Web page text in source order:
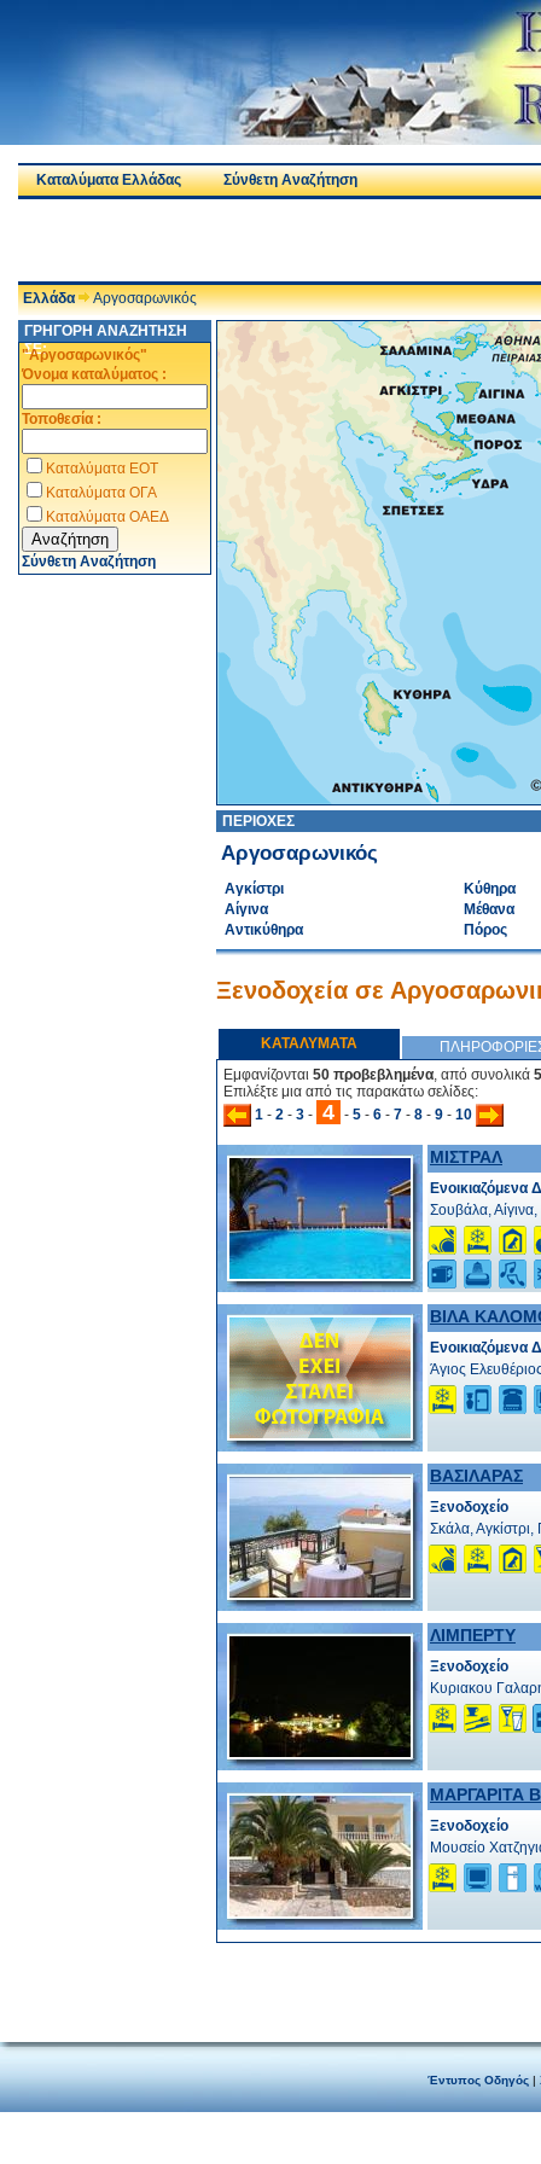
Καταλύματα Ελλάδας Σύνθετη Αναζήτηση
Ελλάδα
Αργοσαρωνικός
ΓΡΗΓΟΡΗ ΑΝΑΖΗΤΗΣΗ
ΣΕ:
"Αργοσαρωνικός"
Όνομα καταλύματος :
Τοποθεσία :
Καταλύματα ΕΟΤ
Καταλύματα ΟΓΑ
Καταλύματα ΟΑΕΔ
Σύνθετη Αναζήτηση
ΠΕΡΙΟΧΕΣ
Αργοσαρωνικός
Αγκίστρι
Αίγινα
Αντικύθηρα
Κύθηρα
Μέθανα
Πόρος
Ξενοδοχεία σε
ΚΑΤΑΛΥΜΑΤΑ
Εμφανίζονται 50 προβεβλημένα, από συνολικά
Επιλέξτε μια από τις παρακάτω σελίδες:
1 - 2 - 3 - 4 - 5 - 6 - 7 - 8 - 9 - 10
ΜΙΣΤΡΑΛ
Ενοικιαζόμενα
Σουβάλα, Αίγινα,
ΒΙΛΑ
Ενοικιαζόμενα
Άγιος
ΒΑΣΙΛΑΡΑΣ
Ξενοδοχείο
Σκάλα, Αγκίστρι,
ΛΙΜΠΕΡΤΥ
Ξενοδοχείο
Κυριακου
ΜΑΡΓΑΡΙΤΑ
Ξενοδοχείο
Μουσείο
Έντυπος Οδηγός|